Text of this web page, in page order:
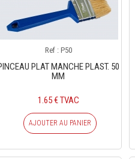
Ref : P50
PLAT MANCHE PLAST. 50
MM
1.65 € TVAC
AJOUTER AU PANIER